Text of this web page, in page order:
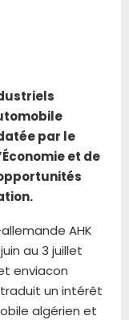
par le
et de
AHK
au 3 juillet
enviacon
un intérêt
algérien et